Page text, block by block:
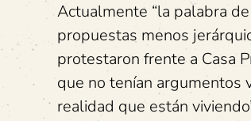
Actualmente “la palabra
propuestas menos
protestaron frente a Casa
que no tenían argumentos
realidad que están